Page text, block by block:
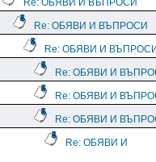
Re: ОБЯВИ И ВЪПРОСИ
Re: ОБЯВИ И ВЪПРОСИ
Re: ОБЯВИ И
Re: ОБЯВИ И
Re: ОБЯВИ И
Re: ОБЯВИ И
Re: ОБЯВИ И